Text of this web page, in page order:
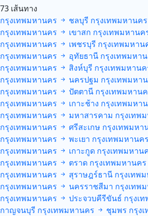
73 เส้นทาง
กรุงเทพมหานคร
ชลบุรี กรุงเทพมหานคร
กรุงเทพมหานคร
เขาสก กรุงเทพมหานค
กรุงเทพมหานคร
เพชรบุรี กรุงเทพมหาน
กรุงเทพมหานคร
อุทัยธานี กรุงเทพมหา
กรุงเทพมหานคร
สิงห์บุรี กรุงเทพมหาน
กรุงเทพมหานคร
นครปฐม กรุงเทพมหา
กรุงเทพมหานคร
ปัตตานี กรุงเทพมหาน
กรุงเทพมหานคร
เกาะช้าง กรุงเทพมหา
กรุงเทพมหานคร
มหาสารคาม กรุงเทพ
กรุงเทพมหานคร
ศรีสะเกษ กรุงเทพมหา
กรุงเทพมหานคร
พะเยา กรุงเทพมหานคร
กรุงเทพมหานคร
เกาะกูด กรุงเทพมหาน
กรุงเทพมหานคร
ตราด กรุงเทพมหานคร
กรุงเทพมหานคร
สุราษฎร์ธานี กรุงเทพ
กรุงเทพมหานคร
นครราชสีมา กรุงเทพ
กรุงเทพมหานคร
ประจวบคีรีขันธ์ กรุงเ
กาญจนบุรี กรุงเทพมหานคร ชุมพร กรุง